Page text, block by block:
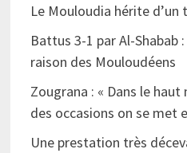
Le Mouloudia hérite d’un
Battus 3-1 par Al-Shabab
raison des Mouloudéens
Zougrana : « Dans le haut
des occasions on se met
Une prestation très